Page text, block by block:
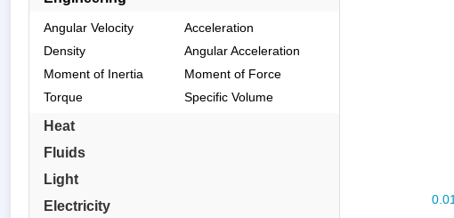
Angular Velocity
Acceleration
Density
Angular Acceleration
Moment of Inertia
Moment of Force
Torque
Specific Volume
Heat
Fluids
Light
Electricity